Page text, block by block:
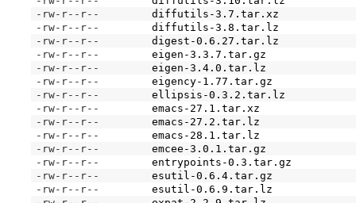
-rw-r--r--
diffutils-3.7.tar.xz
-rw-r--r--
diffutils-3.8.tar.lz
-rw-r--r--
digest-0.6.27.tar.lz
-rw-r--r--
eigen-3.3.7.tar.gz
-rw-r--r--
eigen-3.4.0.tar.lz
-rw-r--r--
eigency-1.77.tar.gz
-rw-r--r--
ellipsis-0.3.2.tar.lz
-rw-r--r--
emacs-27.1.tar.xz
-rw-r--r--
emacs-27.2.tar.lz
-rw-r--r--
emacs-28.1.tar.lz
-rw-r--r--
emcee-3.0.1.tar.gz
-rw-r--r--
entrypoints-0.3.tar.gz
-rw-r--r--
esutil-0.6.4.tar.gz
-rw-r--r--
esutil-0.6.9.tar.lz